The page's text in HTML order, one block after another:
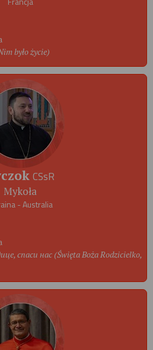
było życie)
CSsR
Mykoła
- Australia
спаси нас (Święta Boża Rodzicielko,